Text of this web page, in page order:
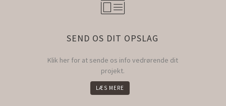
SEND OS DIT OPSLAG
Klik her for at sende os info vedrørende dit
projekt.
LÆS MERE